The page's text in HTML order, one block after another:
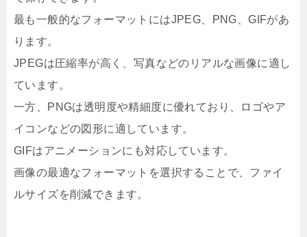
最も一般的なフォーマットにはJPEG、PNG、GIFがあ
ります。
JPEGは圧縮率が高く、写真などのリアルな画像に適し
ています。
一方、PNGは透明度や精細度に優れており、ロゴやア
イコンなどの図形に適しています。
GIFはアニメーションにも対応しています。
画像の最適なフォーマットを選択することで、ファイ
ルサイズを削減できます。